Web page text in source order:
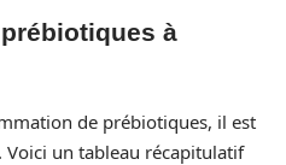
à
de prébiotiques, il est
un tableau récapitulatif